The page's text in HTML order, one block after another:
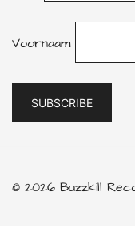
Voornaam
© 2026 Buzzkill